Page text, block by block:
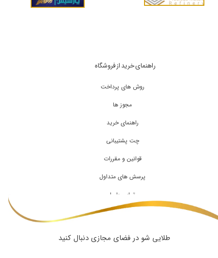
روش های پرداخت
مجوز ها
راهنمای خرید
چت پشتیبانی
قوانین و مقررات
پرسش های متداول
تماس با ما
راهنمای خرید از فروشگاه
طلایی شو در فضای مجازی دنبال کنید